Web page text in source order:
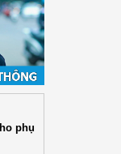
phụ